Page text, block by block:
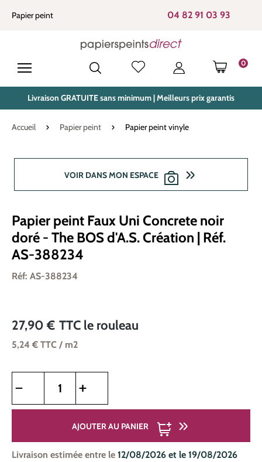
principal
Papier peint 04 82 91 03 93
0
LE
Livraison GRATUITE sans minimum | Meilleurs prix garantis
Accueil Papier peint Papier peint vinyle
VOIR DANS MON ESPACE
Papier peint Faux Uni Concrete noir
doré - The BOS d'A.S. Création | Réf.
AS-388234
Réf: AS-388234
27,90 € TTC le rouleau
5,24 € TTC / m2
AJOUTER AU PANIER
Livraison estimée entre le 12/08/2026 et le 19/08/2026